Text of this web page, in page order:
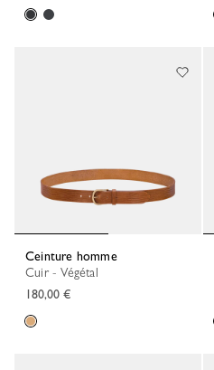
Ceinture homme
Cuir - Végétal
180,00 €